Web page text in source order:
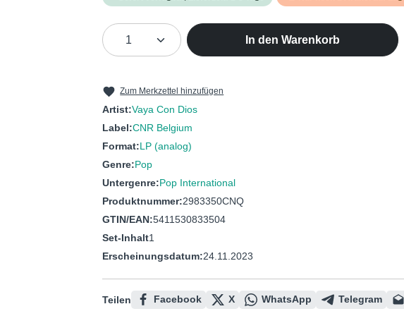
Produkt Anzahl: Gib den gewünschten
In den Warenkorb
Zum Merkzettel hinzufügen
Artist:Vaya Con Dios
Label:CNR Belgium
Format:LP (analog)
Genre:Pop
Untergenre:Pop International
Produktnummer:2983350CNQ
GTIN/EAN:5411530833504
Set-Inhalt1
Erscheinungsdatum:24.11.2023
Teilen Facebook X WhatsApp Telegram